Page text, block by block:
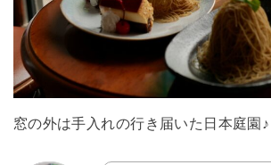
窓の外は手入れの行き届いた日本庭園♪